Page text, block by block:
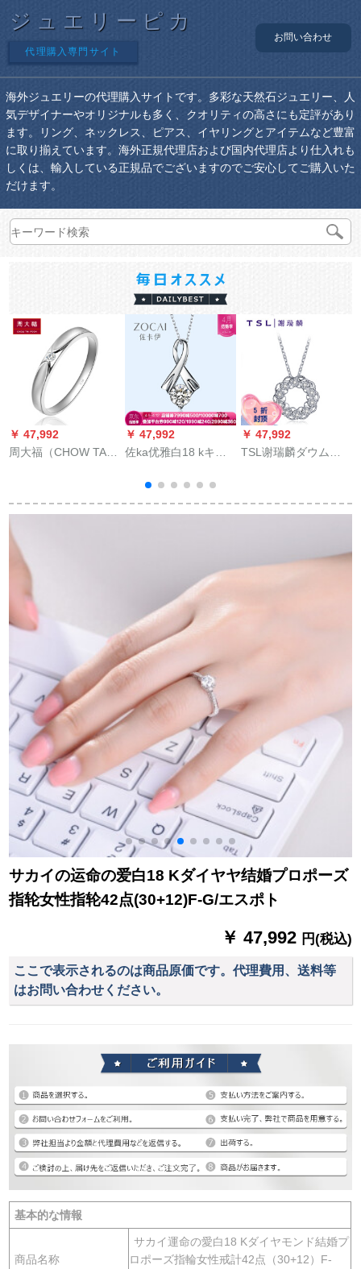
ジュエリーピカ
代理購入専門サイト
お問い合わせ
海外ジュエリーの代理購入サイトです。多彩な天然石ジュエリー、人
気デザイナーやオリジナルも多く、クオリティの高さにも定評があり
ます。リング、ネックレス、ピアス、イヤリングとアイテムなど豊富
に取り揃えています。海外正規代理店および国内代理店より仕入れも
しくは、輸入している正規品でございますのでご安心してご購入いた
だけます。
￥ 47,992
周大福（CHOW TAI
ドリンググ（男性
用）A 24805 3600号
￥ 47,992
佐ka优雅白18 kキム
ネクレス女性用17点
H/エスポト
￥ 47,992
TSL谢瑞麟ダウムド
女性ダウムドドドド
サカイの运命の爱白18 Kダイヤヤ结婚プロポーズ
指轮女性指轮42点(30+12)F-G/エスポト
￥ 47,992 円(税込)
ここで表示されるのは商品原価です。代理費用、送料等
はお問い合わせください。
基本的な情報
商品名称
サカイ運命の愛白18 Kダイヤモンド結婚プ
ロポーズ指輪女性戒計42点（30+12）F-